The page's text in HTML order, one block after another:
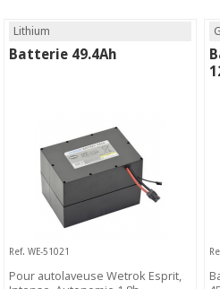
Lithium
Batterie 49.4Ah
Ref. WE-51021
Pour autolaveuse Wetrok Esprit,